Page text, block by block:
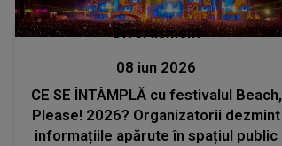
Divertisment
08 iun 2026
CE SE ÎNTÂMPLĂ cu festivalul Beach,
Please! 2026? Organizatorii dezmint
informațiile apărute în spațiul public